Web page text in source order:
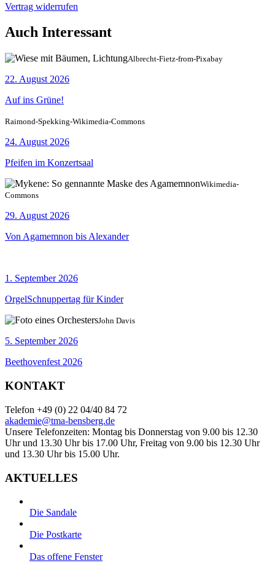
Vertrag widerrufen
Auch Interessant
Albrecht-Fietz-from-Pixabay
22. August 2026
Auf ins Grüne!
Raimond-Spekking-Wikimedia-Commons
24. August 2026
Pfeifen im Konzertsaal
Wikimedia-
Commons
29. August 2026
Von Agamemnon bis Alexander
1. September 2026
OrgelSchnuppertag für Kinder
John Davis
5. September 2026
Beethovenfest 2026
KONTAKT
Telefon +49 (0) 22 04/40 84 72
akademie@tma-bensberg.de
Unsere Telefonzeiten: Montag bis Donnerstag von 9.00 bis 12.30
Uhr und 13.30 Uhr bis 17.00 Uhr, Freitag von 9.00 bis 12.30 Uhr
und 13.30 Uhr bis 15.00 Uhr.
AKTUELLES
Die Sandale
Die Postkarte
Das offene Fenster